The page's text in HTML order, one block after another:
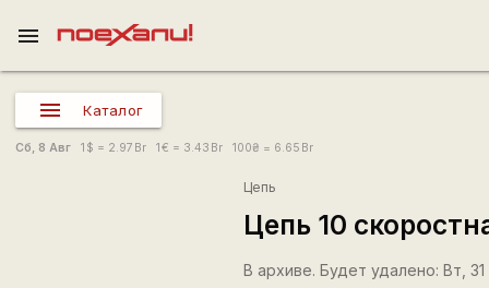
menu
Каталог
Сб, 8 Авг 1 $ = 2.97 Br 1€ = 3.43 Br 100₴ = 6.65 Br
Цепь
Цепь 10
В архиве. Будет удалено: Вт,